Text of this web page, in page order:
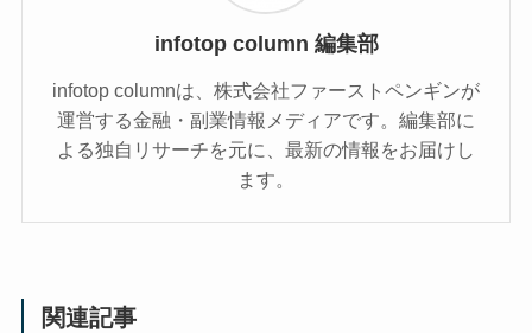
infotop column 編集部
infotop columnは、株式会社ファーストペンギンが
運営する金融・副業情報メディアです。編集部に
よる独自リサーチを元に、最新の情報をお届けし
ます。
関連記事